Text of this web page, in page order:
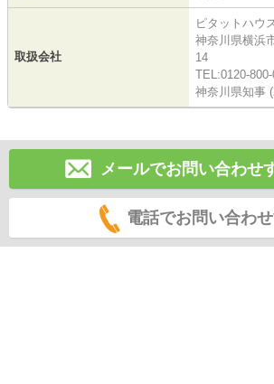
取扱会社
ピタットハウ
神奈川県横浜
14
TEL:0120-
神奈川県知事
メールでお問い合わせ
電話でお問い合わ